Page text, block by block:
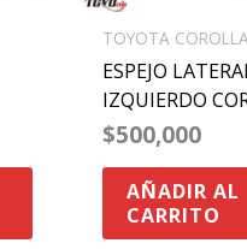
TOYOTA
ESPEJO
IZQUIERDO
$500,000
AÑADIR AL
CARRITO